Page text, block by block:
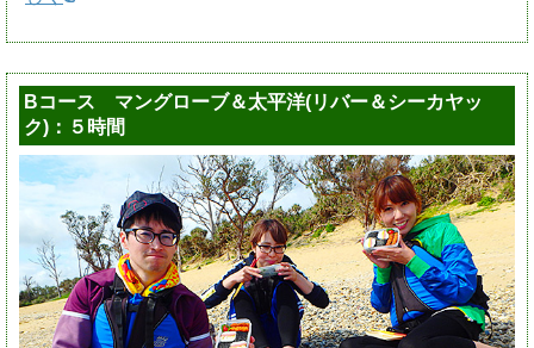
Bコース マングローブ＆太平洋(リバー＆シーカヤッ
ク)：５時間